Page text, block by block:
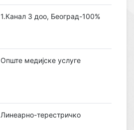
1.Канал 3 доо, Београд-100%
Опште медијске услуге
Линеарно-терестричко